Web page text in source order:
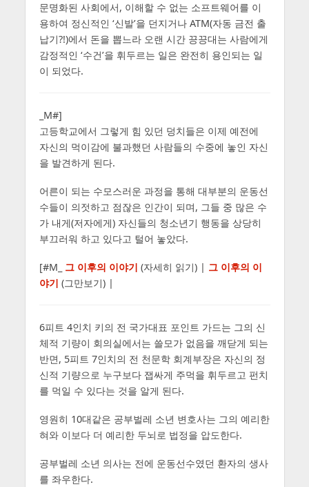
문명화된 사회에서, 이해할 수 없는 소프트웨어를 이
용하여 정신적인 ‘신발’을 던지거나 ATM(자동 금전 출
납기?!)에서 돈을 뽑느라 오랜 시간 끙끙대는 사람에게
감정적인 ‘수건’을 휘두르는 일은 완전히 용인되는 일
이 되었다.
_M#]
고등학교에서 그렇게 힘 있던 덩치들은 이제 예전에
자신의 먹이감에 불과했던 사람들의 수중에 놓인 자신
을 발견하게 된다.
어른이 되는 수모스러운 과정을 통해 대부분의 운동선
수들이 의젓하고 점잖은 인간이 되며, 그들 중 많은 수
가 내게(저자에게) 자신들의 청소년기 행동을 상당히
부끄러워 하고 있다고 털어 놓았다.
[#M_ 그 이후의 이야기 (자세히 읽기) | 그 이후의 이
야기 (그만보기) |
6피트 4인치 키의 전 국가대표 포인트 가드는 그의 신
체적 기량이 회의실에서는 쓸모가 없음을 깨닫게 되는
반면, 5피트 7인치의 전 천문학 회계부장은 자신의 정
신적 기량으로 누구보다 잽싸게 주먹을 휘두르고 펀치
를 먹일 수 있다는 것을 알게 된다.
영원히 10대같은 공부벌레 소년 변호사는 그의 예리한
혀와 이보다 더 예리한 두뇌로 법정을 압도한다.
공부벌레 소년 의사는 전에 운동선수였던 환자의 생사
를 좌우한다.